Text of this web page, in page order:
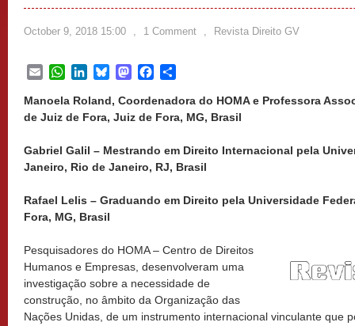
October 9, 2018 15:00 , 1 Comment , Revista Direito GV
EmailWhatsApp
LinkedInBlueskyMastodonFacebook
Manoela Roland, Coordenadora do HOMA e Professora
de Juiz de Fora, Juiz de Fora, MG, Brasil
Gabriel Galil – Mestrando em Direito Internacional pela
Janeiro, Rio de Janeiro, RJ, Brasil
Rafael Lelis – Graduando em Direito pela Universidade
Fora, MG, Brasil
Pesquisadores do HOMA ‒ Centro de Direitos
Humanos e Empresas, desenvolveram uma
investigação sobre a necessidade de
construção, no âmbito da Organização das
Nações Unidas, de um instrumento internacional vinculante que